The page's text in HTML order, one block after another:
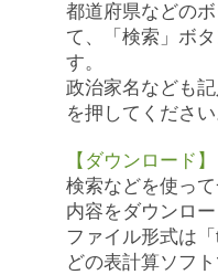
都道府県などの
て、「検索」ボ
す。
政治家名なども
を押してください
【ダウンロード】
検索などを使っ
内容をダウンロー
ファイル形式は
どの表計算ソフ